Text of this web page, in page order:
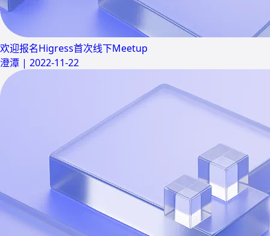
欢迎报名Higress首次线下Meetup
澄潭 | 2022-11-22